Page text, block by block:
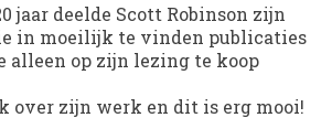
jaar deelde Scott Robinson zijn
in moeilijk te vinden publicaties
alleen op zijn lezing te koop
over zijn werk en dit is erg mooi!